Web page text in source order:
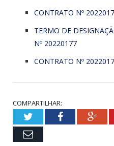
CONTRATO Nº
TERMO DE
Nº 20220177
CONTRATO Nº
COMPARTILHAR:
TwitterFacebook
Email